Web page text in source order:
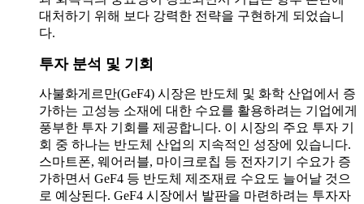
대처하기 위해 보다 강력한 전략을 구현하게 되었습니
다.
투자 분석 및 기회
사불화게르만(GeF4) 시장은 반도체 및 화학 산업에서 증
가하는 고성능 소재에 대한 수요를 활용하려는 기업에게
풍부한 투자 기회를 제공합니다. 이 시장의 주요 투자 기
회 중 하나는 반도체 산업의 지속적인 성장에 있습니다.
스마트폰, 웨어러블, 마이크로칩 등 전자기기 수요가 증
가하면서 GeF4 등 반도체 제조재료 수요도 늘어날 것으
로 예상된다. GeF4 시장에서 발판을 마련하려는 투자자